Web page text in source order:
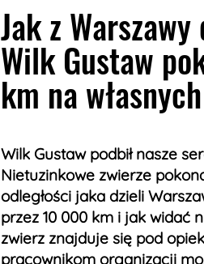
Jak z
Wilk Gustaw
km na
Wilk Gustaw podbił nasze
Nietuzinkowe zwierze
odległości jaka dzieli
przez 10 000 km i jak widać
zwierz znajduje się pod
pracownikom organizacji